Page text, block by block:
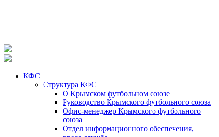
КФС
Структура КФС
О Крымском футбольном союзе
Руководство Крымского футбольного союза
Офис-менеджер Крымского футбольного
союза
Отдел информационного обеспечения,